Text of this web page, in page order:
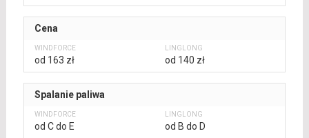
Cena
od 163 zł od 140 zł
Spalanie paliwa
od C do E od B do D